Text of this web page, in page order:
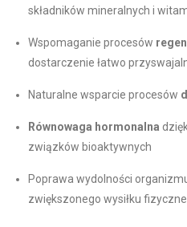
składników mineralnych i
Wspomaganie procesów
dostarczenie łatwo
Naturalne wsparcie procesów
Równowaga hormonalna
związków bioaktywnych
Poprawa wydolności
zwiększonego wysiłku